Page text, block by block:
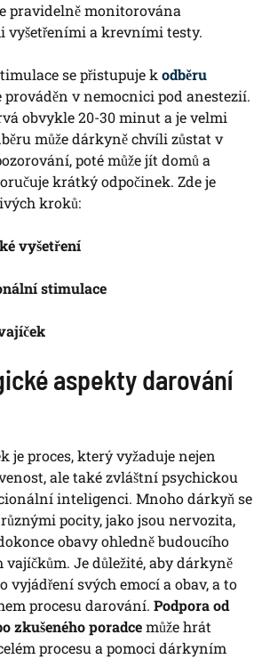
pravidelně monitorována
a krevními testy.
se přistupuje kodběru
prováděn v nemocnici ​pod anestezií.
obvykle 20-30 minut a je ‍velmi
může ‌dárkyně ⁣chvíli zůstat⁤ v
poté může jít domů a
krátký odpočinek. Zde je
kroků:
⁤vyšetření
stimulace
aspekty‍ darování
je proces, který vyžaduje ⁣nejen
ale také zvláštní⁣ psychickou
inteligenci. Mnoho dárkyň se
pocity, ‍jako jsou nervozita,⁣
obavy ‍ohledně budoucího
Je důležité, aby ​dárkyně
vyjádření svých ‌emocí a⁤ obav, a to
procesu darování. Podpora od
zkušeného poradcemůže hrát
procesu a pomoci dárkyním